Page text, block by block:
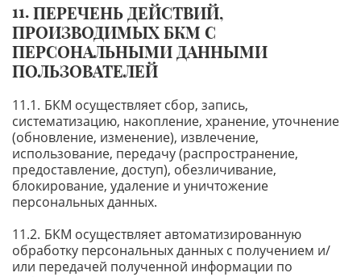
ПЕРЕЧЕНЬ ДЕЙСТВИЙ,
ПРОИЗВОДИМЫХ БКМ С
ПЕРСОНАЛЬНЫМИ ДАННЫМИ
ПОЛЬЗОВАТЕЛЕЙ
БКМ осуществляет сбор, запись,
систематизацию, накопление, хранение, уточнение
(обновление, изменение), извлечение,
использование, передачу (распространение,
предоставление, доступ), обезличивание,
блокирование, удаление и уничтожение
персональных данных.
БКМ осуществляет автоматизированную
обработку персональных данных с получением и/
или передачей полученной информации по